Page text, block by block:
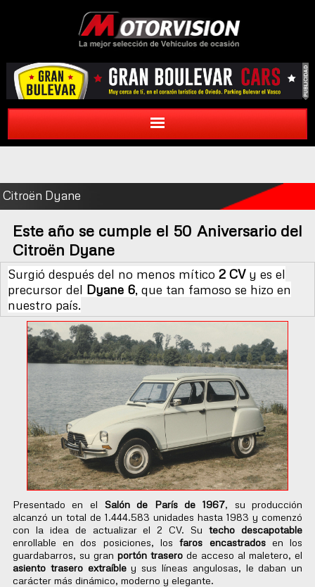
Citroën Dyane
Este año se cumple el 50 Aniversario del
Citroën Dyane
Surgió después del no menos mítico 2 CVy es el
precursor del Dyane 6, que tan famoso se hizo en
nuestro país.
Presentado en el Salón de París de 1967, su producción
alcanzó un total de 1.444.583 unidades hasta 1983 y comenzó
con la idea de actualizar el 2 CV. Sutecho descapotable
enrollable en dos posiciones, losfaros encastradosen los
guardabarros, su gran portón trasero de acceso al maletero, el
asiento trasero extraíbley sus líneas angulosas, le daban un
carácter más dinámico, moderno y elegante.